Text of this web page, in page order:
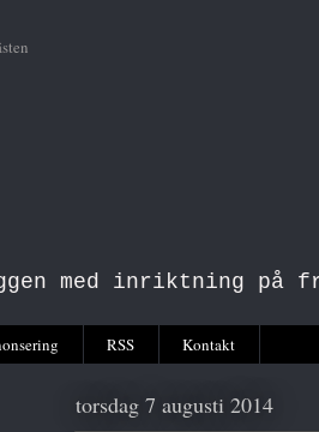
med inriktning på
RSS Kontakt
torsdag 7 augusti 2014